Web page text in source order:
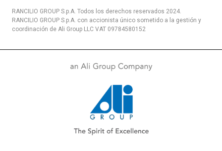
RANCILIO GROUP S.p.A. Todos los derechos reservados 2024.
RANCILIO GROUP S.p.A. con accionista único sometido a la gestión y
coordinación de Ali Group LLC VAT 09784580152